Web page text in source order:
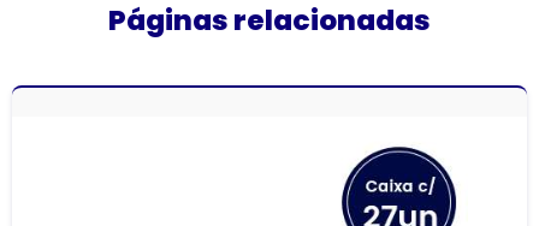
Páginas relacionadas